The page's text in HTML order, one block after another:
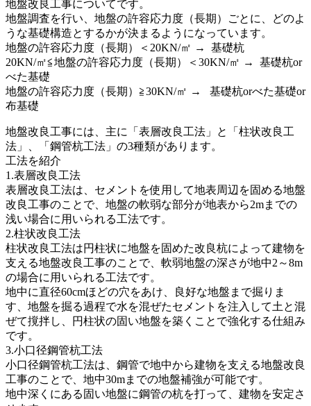
地盤改良工事についてです。
地盤調査を行い、地盤の許容応力度（長期）ごとに、どのよ
うな基礎構造とするかが決まるようになっています。
地盤の許容応力度（長期）＜20KN/㎡ → 基礎杭
20KN/㎡≦地盤の許容応力度（長期）＜30KN/㎡ → 基礎杭or
べた基礎
地盤の許容応力度（長期）≧30KN/㎡ → 基礎杭orべた基礎or
布基礎
地盤改良工事には、主に「表層改良工法」と「柱状改良工
法」、「鋼管杭工法」の3種類があります。
工法を紹介
1.表層改良工法
表層改良工法は、セメントを使用して地表周辺を固める地盤
改良工事のことで、地盤の軟弱な部分が地表から2mまでの
浅い場合に用いられる工法です。
2.柱状改良工法
柱状改良工法は円柱状に地盤を固めた改良杭によって建物を
支える地盤改良工事のことで、軟弱地盤の深さが地中2～8m
の場合に用いられる工法です。
地中に直径60cmほどの穴をあけ、良好な地盤まで掘りま
す、地盤を掘る過程で水を混ぜたセメントを注入して土と混
ぜて撹拌し、円柱状の固い地盤を築くことで強化する仕組み
です。
3.小口径鋼管杭工法
小口径鋼管杭工法は、鋼管で地中から建物を支える地盤改良
工事のことで、地中30mまでの地盤補強が可能です。
地中深くにある固い地盤に鋼管の杭を打って、建物を安定さ